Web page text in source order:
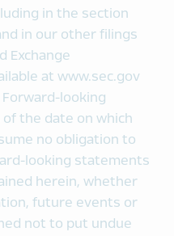
in the section
in our other filings
Exchange
at www.sec.gov
looking
the date on which
no obligation to
looking statements
herein, whether
future events or
not to put undue